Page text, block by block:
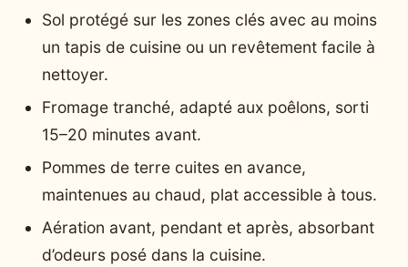
Sol protégé sur les zones clés avec au moins
un tapis de cuisine ou un revêtement facile à
nettoyer.
Fromage tranché, adapté aux poêlons, sorti
15–20 minutes avant.
Pommes de terre cuites en avance,
maintenues au chaud, plat accessible à tous.
Aération avant, pendant et après, absorbant
d’odeurs posé dans la cuisine.